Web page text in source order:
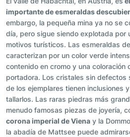
importante de esmeraldas
embargo, la pequeña mina ya no se
día, pero sigue siendo explotada por
motivos turísticos. Las esmeraldas
caracterizan por un color verde
contenido en cromo y una coloración
portadora. Los cristales sin defectos
de los ejemplares tienen inclusiones
tallarlos. Las raras piedras más
menudo famosas piezas de joyería,
corona imperial de Viena y la
la abadía de Mattsee puede